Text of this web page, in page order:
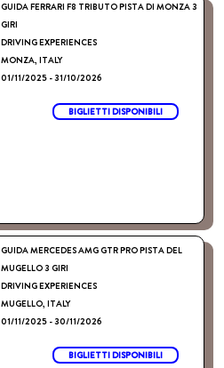
GUIDA FERRARI F8 TRIBUTO PISTA DI MONZA 3
GIRI
DRIVING EXPERIENCES
MONZA, ITALY
01/11/2025 - 31/10/2026
BIGLIETTI DISPONIBILI
GUIDA MERCEDES AMG GTR PRO PISTA DEL
MUGELLO 3 GIRI
DRIVING EXPERIENCES
MUGELLO, ITALY
01/11/2025 - 30/11/2026
BIGLIETTI DISPONIBILI